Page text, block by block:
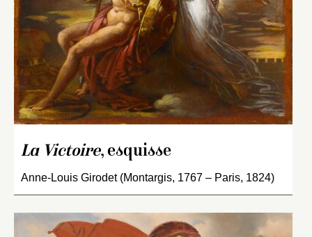
La Victoire, esquisse
Anne-Louis Girodet (Montargis, 1767 – Paris, 1824)